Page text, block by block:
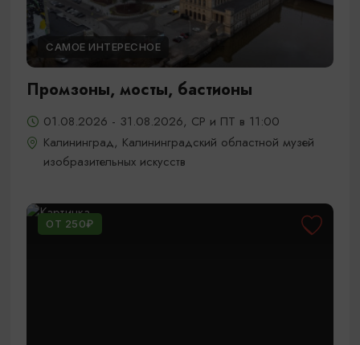
САМОЕ ИНТЕРЕСНОЕ
Промзоны, мосты, бастионы
01.08.2026 - 31.08.2026, СР и ПТ в 11:00
Калининград, Калининградский областной музей
изобразительных искусств
ОТ 250₽